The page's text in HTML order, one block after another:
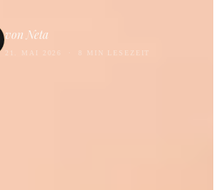
von Neta
21. MAI 2026 · 8 MIN LESEZEIT